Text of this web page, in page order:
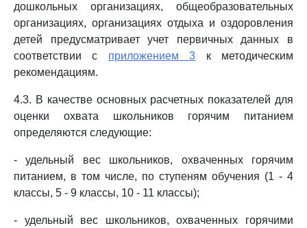
дошкольных организациях, общеобразовательных
организациях, организациях отдыха и оздоровления
детей предусматривает учет первичных данных в
соответствии с приложением 3 к методическим
рекомендациям.
4.3. В качестве основных расчетных показателей для
оценки охвата школьников горячим питанием
определяются следующие:
- удельный вес школьников, охваченных горячим
питанием, в том числе, по ступеням обучения (1 - 4
классы, 5 - 9 классы, 10 - 11 классы);
- удельный вес школьников, охваченных горячими